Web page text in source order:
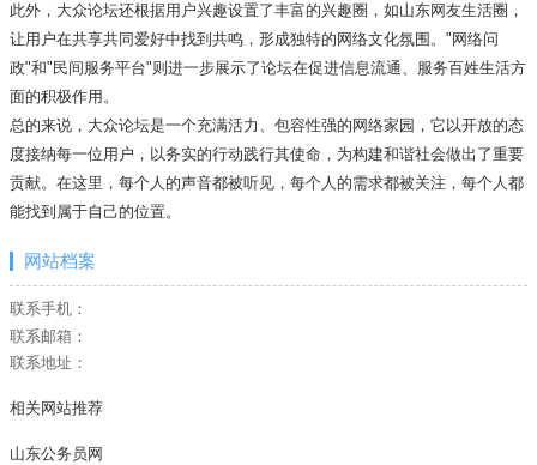
此外，大众论坛还根据用户兴趣设置了丰富的兴趣圈，如山东网友生活圈，
让用户在共享共同爱好中找到共鸣，形成独特的网络文化氛围。"网络问
政"和"民间服务平台"则进一步展示了论坛在促进信息流通、服务百姓生活方
面的积极作用。
总的来说，大众论坛是一个充满活力、包容性强的网络家园，它以开放的态
度接纳每一位用户，以务实的行动践行其使命，为构建和谐社会做出了重要
贡献。在这里，每个人的声音都被听见，每个人的需求都被关注，每个人都
能找到属于自己的位置。
网站档案
联系手机：
联系邮箱：
联系地址：
相关网站推荐
山东公务员网